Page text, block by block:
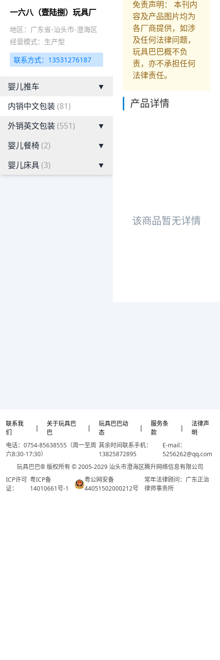
一六八（壹陆捌）玩具厂
地区：广东省-汕头市-澄海区
经营模式：生产型
联系方式：13531276187
婴儿推车
▼
内销中文包装(81)
外销英文包装(551)
▼
婴儿餐椅(2)
▼
婴儿床具(3) ▼
免责声明： 本刊内
容及产品图片均为
各厂商提供，如涉
及任何法律问题，
玩具巴巴概不负
责，亦不承担任何
法律责任。
产品详情
该商品暂无详情
联系我
们
|
关于玩具巴
巴
|
玩具巴巴动
态
|
服务条
款
|
法律声
明
电话：0754-85638555（周一至周
六8:30-17:30）
其余时间联系手机：
13825872895
E-mail：
5256262@qq.com
玩具巴巴® 版权所有 © 2005-2029 汕头市澄海区腾升网络信息有限公司
ICP许可
证：
粤ICP备
14010661号-1
粤公网安备
44051502000212号
常年法律顾问：广东正治
律师事务所